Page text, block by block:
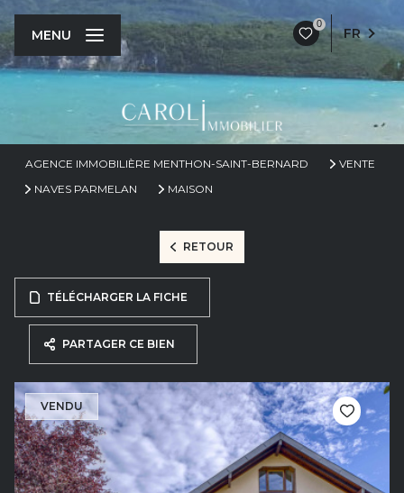
0
FR
MENU
AGENCE IMMOBILIÈRE MENTHON-SAINT-BERNARD
VENTE
NAVES PARMELAN
MAISON
RETOUR
TÉLÉCHARGER LA FICHE
PARTAGER CE BIEN
VENDU